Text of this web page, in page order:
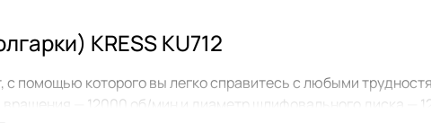
KRESS KU712
помощью которого вы легко справитесь с любыми
— 12000 об/мин и диаметр шлифовального диска —